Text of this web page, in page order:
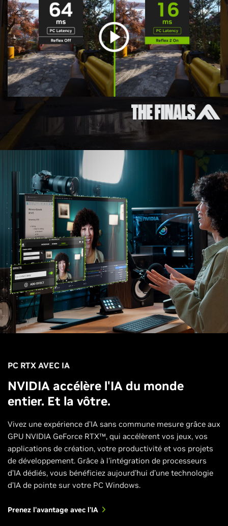
PC RTX AVEC IA
NVIDIA accélère l'IA du monde
entier. Et la vôtre.
Vivez une expérience d'IA sans commune mesure grâce aux
GPU NVIDIA GeForce RTX™, qui accélèrent vos jeux, vos
applications de création, votre productivité et vos projets
de développement. Grâce à l'intégration de processeurs
d’IA dédiés, vous bénéficiez aujourd'hui d’une technologie
d’IA de pointe sur votre PC Windows.
Prenez l'avantage avec l'IA